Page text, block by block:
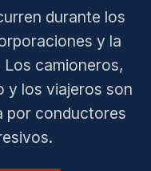
durante los
y la
camioneros,
y los viajeros son
por conductores